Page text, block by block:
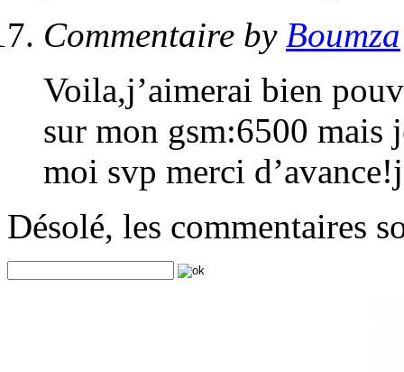
Commentaire by Boumza
Voila,j’aimerai bien
sur mon gsm:6500 mais
moi svp merci
Désolé, les commentaires